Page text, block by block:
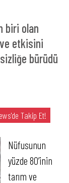
biri olan
etkisini
bürüdü
Takip Et!
Nüfusunun
yüzde 80’inin
tarım ve